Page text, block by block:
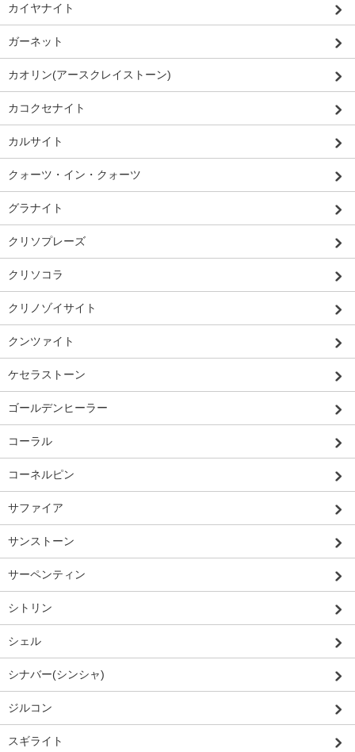
カイヤナイト
ガーネット
カオリン(アースクレイストーン)
カコクセナイト
カルサイト
クォーツ・イン・クォーツ
グラナイト
クリソプレーズ
クリソコラ
クリノゾイサイト
クンツァイト
ケセラストーン
ゴールデンヒーラー
コーラル
コーネルピン
サファイア
サンストーン
サーペンティン
シトリン
シェル
シナバー(シンシャ)
ジルコン
スギライト